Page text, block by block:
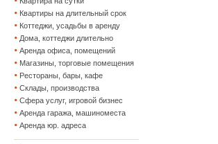
Квартиры на длительный срок
Коттеджи, усадьбы в аренду
Дома, коттеджи длительно
Аренда офиса, помещений
Магазины, торговые помещения
Рестораны, бары, кафе
Склады, производства
Сфера услуг, игровой бизнес
Аренда гаража, машиноместа
Аренда юр. адреса